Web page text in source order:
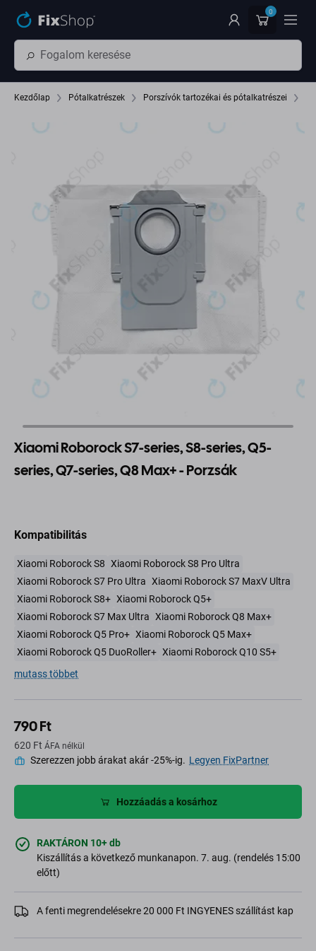
0
Kezdőlap Pótalkatrészek Porszívók tartozékai és pótalkatrészei
Xiaomi Roborock S7-series, S8-series, Q5-
series, Q7-series, Q8 Max+ - Porzsák
Kompatibilitás
Xiaomi Roborock S8 Xiaomi Roborock S8 Pro Ultra
Xiaomi Roborock S7 Pro Ultra Xiaomi Roborock S7 MaxV Ultra
Xiaomi Roborock S8+ Xiaomi Roborock Q5+
Xiaomi Roborock S7 Max Ultra Xiaomi Roborock Q8 Max+
Xiaomi Roborock Q5 Pro+ Xiaomi Roborock Q5 Max+
Xiaomi Roborock Q5 DuoRoller+ Xiaomi Roborock Q10 S5+
mutass többet
790 Ft
620 Ft ÁFA nélkül
Szerezzen jobb árakat akár -25%-ig. Legyen FixPartner
Hozzáadás a kosárhoz
RAKTÁRON 10+ db
Kiszállítás a következő munkanapon. 7. aug. (rendelés 15:00
előtt)
A fenti megrendelésekre 20 000 Ft INGYENES szállítást kap